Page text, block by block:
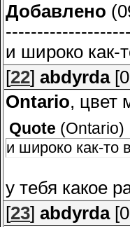
Добавлено
и широко как-
[22] abdyrda
Ontario, цвет
Quote (Ontario)
и широко как-то
у тебя какое
[23] abdyrda